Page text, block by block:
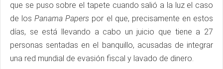
que se puso sobre el tapete cuando salió a la luz el caso
de losPanama Papers por el que, precisamente en estos
días, se está llevando a cabo un juicio que tiene a 27
personas sentadas en el banquillo, acusadas de integrar
una red mundial de evasión fiscal y lavado de dinero.